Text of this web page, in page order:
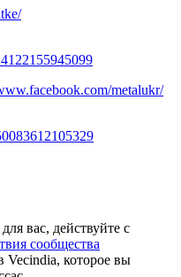
metalukr/
вас, действуйте с
сообщества
Vecindia, которое вы